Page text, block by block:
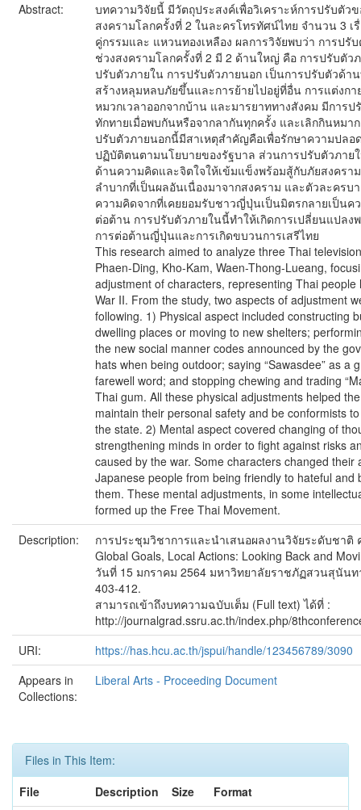
Abstract:
บทความวิจัยนี้ มีวัตถุประสงค์เพื่อวิเคราะห์การปรับตัว
สงครามโลกครั้งที่ 2 ในละครโทรทัศน์ไทย จำนวน 3 เ
คู่กรรมและ แหวนทองเหลือง ผลการวิจัยพบว่า การปรั
ช่วงสงครามโลกครั้งที่ 2 มี 2 ด้านใหญ่ คือ การปรับตัว
ปรับตัวภายใน การปรับตัวภายนอก เป็นการปรับตัวด้า
สร้างหลุมหลบภัยขึ้นและการย้ายไปอยู่ที่อื่น การแต่งก
หมวกเวลาออกจากบ้าน และมารยาททางสังคม มีการป
ทักทายเมื่อพบกันหรือจากลากันทุกครั้ง และเลิกกินหมา
ปรับตัวภายนอกนี้มีสาเหตุสำคัญคือเพื่อรักษาความปลอ
ปฏิบัติตนตามนโยบายของรัฐบาล ส่วนการปรับตัวภาย
ด้านความคิดและจิตใจให้เข้มแข็งพร้อมสู้กับภัยสงครา
ลำบากที่เป็นผลอันเนื่องมาจากสงคราม และตัวละครบ
ความคิดจากที่เคยยอมรับชาวญี่ปุ่นเป็นมิตรกลายเป็นค
ต่อต้าน การปรับตัวภายในนี้ทำให้เกิดการเปลี่ยนแปล
การต่อต้านญี่ปุ่นและการเกิดขบวนการเสรีไทย
This research aimed to analyze three Thai
Phaen-Ding, Kho-Kam, Waen-Thong-Lueang,
adjustment of characters, representing Thai people
War II. From the study, two aspects of adjustment
following. 1) Physical aspect included constructing
dwelling places or moving to new shelters;
the new social manner codes announced by the
hats when being outdoor; saying “Sawasdee” as a
farewell word; and stopping chewing and trading
Thai gum. All these physical adjustments helped
maintain their personal safety and be conformists
the state. 2) Mental aspect covered changing of
strengthening minds in order to fight against risks
caused by the war. Some characters changed their
Japanese people from being friendly to hateful and
them. These mental adjustments, in some
formed up the Free Thai Movement.
Description:
การประชุมวิชาการและนำเสนอผลงานวิจัยระดับชาติ
Global Goals, Local Actions: Looking Back and
วันที่ 15 มกราคม 2564 มหาวิทยาลัยราชภัฏสวนสุนันท
403-412.
สามารถเข้าถึงบทความฉบับเต็ม (Full text) ได้ที่ :
http://journalgrad.ssru.ac.th/index.php/
URI:
https://has.hcu.ac.th/jspui/handle/123456789/3090
Appears in
Collections:
Liberal Arts - Proceeding Document
Files in This Item:
File
Description Size
Format